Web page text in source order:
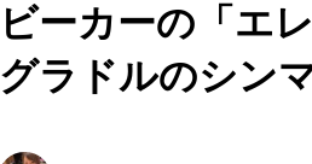
ビーカーの「エ
グラドルのシン